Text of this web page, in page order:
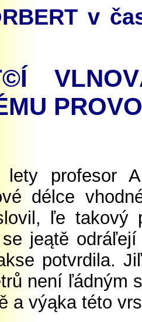
v
profesor
délce
ľe takový
jeątě
potvrdila.
není ľádným
a výąka této